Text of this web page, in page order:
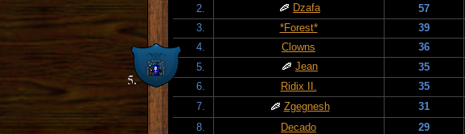
2.
Dzafa 57
3.
*Forest* 39
4.
Clowns 36
5.
Jean 35
6.
Ridix II. 35
7.
Zgegnesh 31
8.
Decado 29